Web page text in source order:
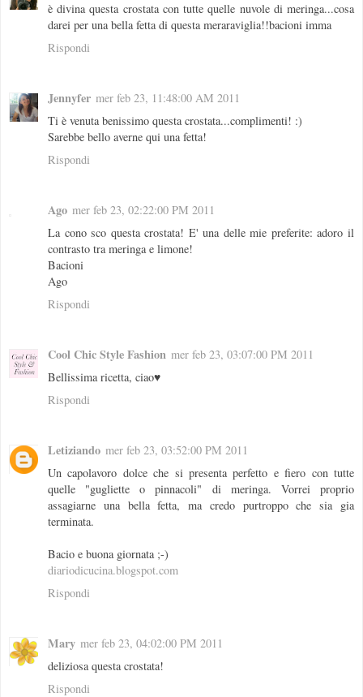
è divina questa crostata con tutte quelle nuvole di meringa...cosa
darei per una bella fetta di questa meraraviglia!!bacioni imma
Rispondi
Jennyfer mer feb 23, 11:48:00 AM 2011
Ti è venuta benissimo questa crostata...complimenti! :)
Sarebbe bello averne qui una fetta!
Rispondi
Ago mer feb 23, 02:22:00 PM 2011
La cono sco questa crostata! E' una delle mie preferite: adoro il
contrasto tra meringa e limone!
Bacioni
Ago
Rispondi
Cool Chic Style Fashion mer feb 23, 03:07:00 PM 2011
Bellissima ricetta, ciao♥
Rispondi
Letiziando mer feb 23, 03:52:00 PM 2011
Un capolavoro dolce che si presenta perfetto e fiero con tutte
quelle "gugliette o pinnacoli" di meringa. Vorrei proprio
assagiarne una bella fetta, ma credo purtroppo che sia gia
terminata.
Bacio e buona giornata ;-)
diariodicucina.blogspot.com
Rispondi
Mary mer feb 23, 04:02:00 PM 2011
deliziosa questa crostata!
Rispondi